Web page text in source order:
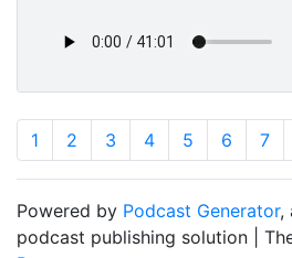
1 2 3 4 5 6 7
Powered by Podcast Generator,
podcast publishing solution |